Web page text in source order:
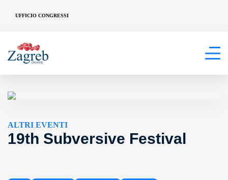
UFFICIO CONGRESSI
ALTRI EVENTI
19th Subversive Festival